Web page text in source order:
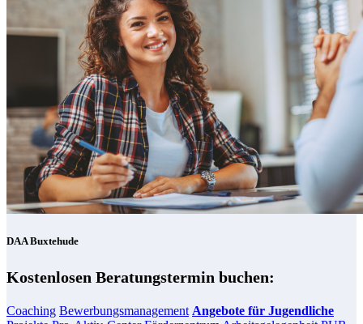
DAA Buxtehude
Kostenlosen Beratungstermin buchen:
Coaching Bewerbungsmanagement Angebote für Jugendliche